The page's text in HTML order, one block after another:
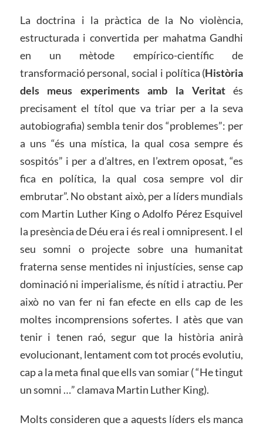
La doctrina i la pràctica de la No violència,
estructurada i convertida per mahatma Gandhi
en un mètode empírico-científic de
transformació personal, social i política (Història
dels meus experiments amb la Veritatés
precisament el títol que va triar per a la seva
autobiografia) sembla tenir dos “problemes”: per
a uns “és una mística, la qual cosa sempre és
sospitós” i per a d’altres, en l’extrem oposat, “es
fica en política, la qual cosa sempre vol dir
embrutar”. No obstant això, per a líders mundials
com Martin Luther King o Adolfo Pérez Esquivel
la presència de Déu era i és real i omnipresent. I el
seu somni o projecte sobre una humanitat
fraterna sense mentides ni injustícies, sense cap
dominació ni imperialisme, és nítid i atractiu. Per
això no van fer ni fan efecte en ells cap de les
moltes incomprensions sofertes. I atès que van
tenir i tenen raó, segur que la història anirà
evolucionant, lentament com tot procés evolutiu,
cap a la meta final que ells van somiar ( “He tingut
un somni …” clamava Martin Luther King).
Molts consideren que a aquests líders els manca